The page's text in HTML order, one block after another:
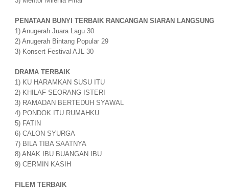
PENATAAN BUNYI TERBAIK RANCANGAN SIARAN LANGSUNG
1) Anugerah Juara Lagu 30
2) Anugerah Bintang Popular 29
3) Konsert Festival AJL 30
DRAMA TERBAIK
1) KU HARAMKAN SUSU ITU
2) KHILAF SEORANG ISTERI
3) RAMADAN BERTEDUH SYAWAL
4) PONDOK ITU RUMAHKU
5) FATIN
6) CALON SYURGA
7) BILA TIBA SAATNYA
8) ANAK IBU BUANGAN IBU
9) CERMIN KASIH
FILEM TERBAIK